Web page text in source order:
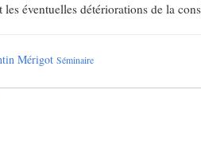
éventuelles détériorations de la
MérigotSéminaire